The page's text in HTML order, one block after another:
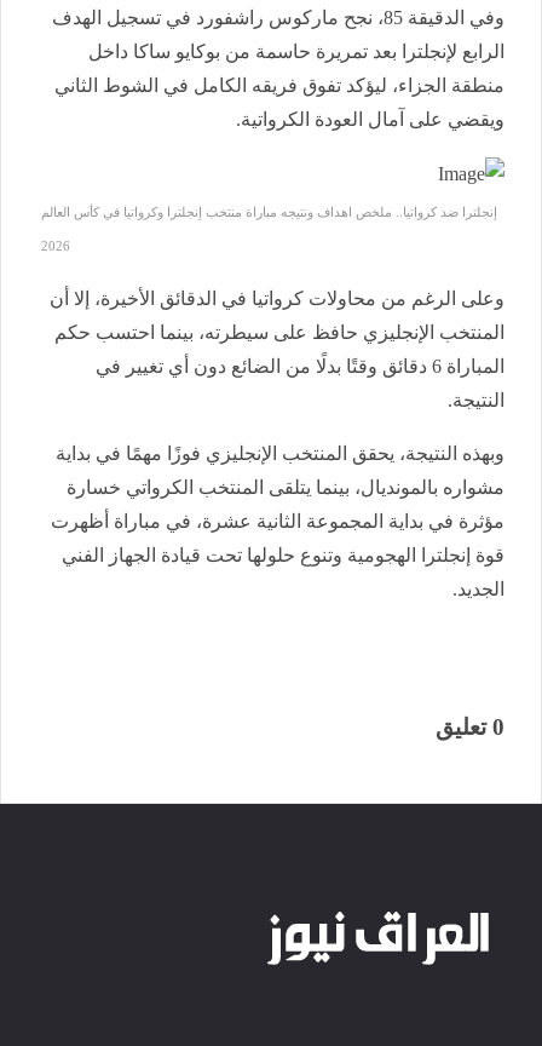
وفي الدقيقة 85، نجح ماركوس راشفورد في تسجيل الهدف
الرابع لإنجلترا بعد تمريرة حاسمة من بوكايو ساكا داخل
منطقة الجزاء، ليؤكد تفوق فريقه الكامل في الشوط الثاني
ويقضي على آمال العودة الكرواتية.
إنجلترا ضد كرواتيا.. ملخص اهداف ونتيجه مباراة منتخب إنجلترا وكرواتيا في كأس العالم
2026
وعلى الرغم من محاولات كرواتيا في الدقائق الأخيرة، إلا أن
المنتخب الإنجليزي حافظ على سيطرته، بينما احتسب حكم
المباراة 6 دقائق وقتًا بدلًا من الضائع دون أي تغيير في
النتيجة.
وبهذه النتيجة، يحقق المنتخب الإنجليزي فوزًا مهمًا في بداية
مشواره بالمونديال، بينما يتلقى المنتخب الكرواتي خسارة
مؤثرة في بداية المجموعة الثانية عشرة، في مباراة أظهرت
قوة إنجلترا الهجومية وتنوع حلولها تحت قيادة الجهاز الفني
الجديد.
0 تعليق